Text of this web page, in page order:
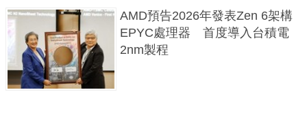
AMD預告2026年發表Zen 6架構
EPYC處理器 首度導入台積電
2nm製程